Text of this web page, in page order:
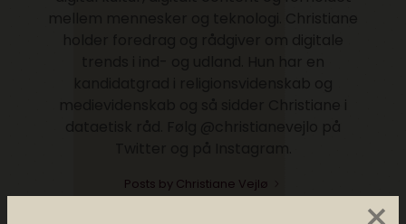
Posts by Christiane Vejlø